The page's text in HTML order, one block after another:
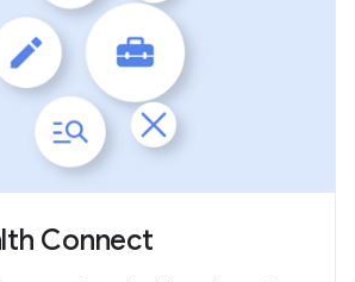
Connect